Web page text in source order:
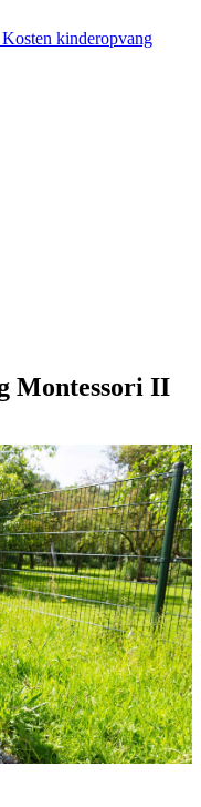
Kosten kinderopvang
Montessori II